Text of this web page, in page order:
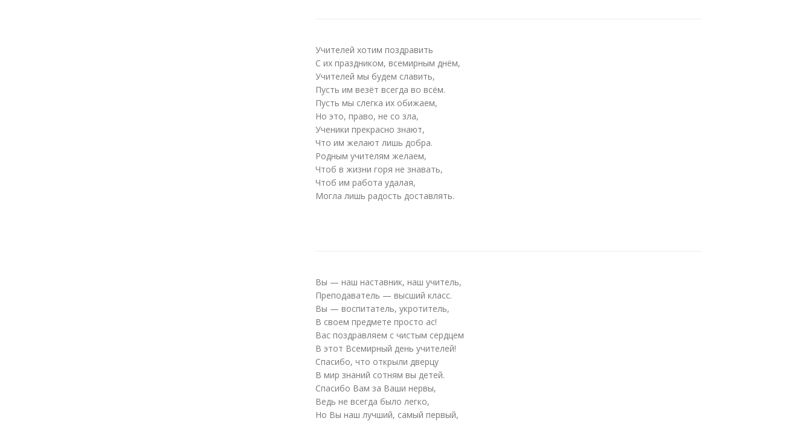
Учителей хотим поздравить
С их праздником, всемирным днём,
Учителей мы будем славить,
Пусть им везёт всегда во всём.
Пусть мы слегка их обижаем,
Но это, право, не со зла,
Ученики прекрасно знают,
Что им желают лишь добра.
Родным учителям желаем,
Чтоб в жизни горя не знавать,
Чтоб им работа удалая,
Могла лишь радость доставлять.
Вы — наш наставник, наш учитель,
Преподаватель — высший класс.
Вы — воспитатель, укротитель,
В своем предмете просто ас!
Вас поздравляем с чистым сердцем
В этот Всемирный день учителей!
Спасибо, что открыли дверцу
В мир знаний сотням вы детей.
Спасибо Вам за Ваши нервы,
Ведь не всегда было легко,
Но Вы наш лучший, самый первый,